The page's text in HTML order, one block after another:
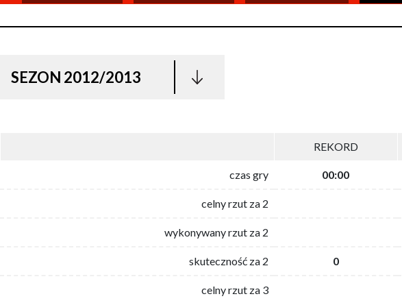
SEZON 2012/2013
REKORD
czas gry 00:00
celny rzut za 2
wykonywany rzut za 2
skuteczność za 2 0
celny rzut za 3